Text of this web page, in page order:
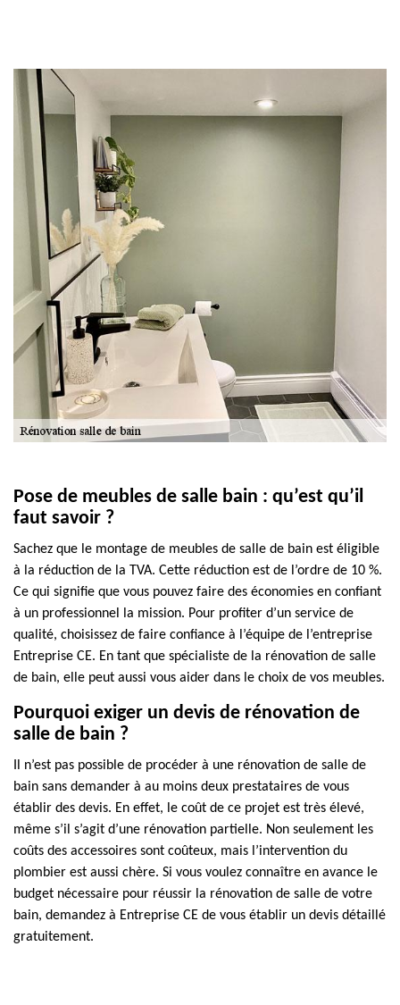
Pose de meubles de salle bain : qu’est qu’il
faut savoir ?
Sachez que le montage de meubles de salle de bain est éligible
à la réduction de la TVA. Cette réduction est de l’ordre de 10 %.
Ce qui signifie que vous pouvez faire des économies en confiant
à un professionnel la mission. Pour profiter d’un service de
qualité, choisissez de faire confiance à l’équipe de l’entreprise
Entreprise CE. En tant que spécialiste de la rénovation de salle
de bain, elle peut aussi vous aider dans le choix de vos meubles.
Pourquoi exiger un devis de rénovation de
salle de bain ?
Il n’est pas possible de procéder à une rénovation de salle de
bain sans demander à au moins deux prestataires de vous
établir des devis. En effet, le coût de ce projet est très élevé,
même s’il s’agit d’une rénovation partielle. Non seulement les
coûts des accessoires sont coûteux, mais l’intervention du
plombier est aussi chère. Si vous voulez connaître en avance le
budget nécessaire pour réussir la rénovation de salle de votre
bain, demandez à Entreprise CE de vous établir un devis détaillé
gratuitement.